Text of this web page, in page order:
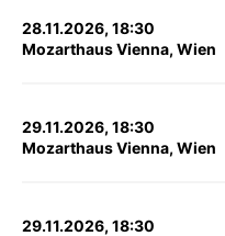
28.11.2026, 18:30
Mozarthaus Vienna, Wien
29.11.2026, 18:30
Mozarthaus Vienna, Wien
29.11.2026, 18:30